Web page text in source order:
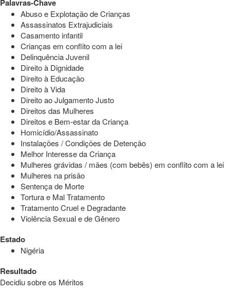
Palavras-Chave
Abuso e Explotação de Crianças
Assassinatos Extrajudiciais
Casamento infantil
Crianças em conflito com a lei
Delinquência Juvenil
Direito à Dignidade
Direito à Educação
Direito à Vida
Direito ao Julgamento Justo
Direitos das Mulheres
Direitos e Bem-estar da Criança
Homicídio/Assassinato
Instalações / Condições de Detenção
Melhor Interesse da Criança
Mulheres grávidas / mães (com bebês) em conflito com a lei
Mulheres na prisão
Sentença de Morte
Tortura e Mal Tratamento
Tratamento Cruel e Degradante
Violência Sexual e de Gênero
Estado
Nigéria
Resultado
Decidiu sobre os Méritos